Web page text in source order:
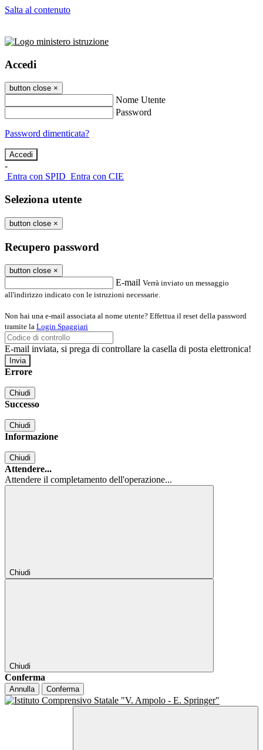
Salta al contenuto
Accedi
button close ×
Nome Utente
Password
Password dimenticata?
-
Entra con SPID Entra con CIE
Seleziona utente
button close ×
Recupero password
button close ×
E-mail Verrà inviato un messaggio
all'indirizzo indicato con le istruzioni necessarie.
Non hai una e-mail associata al nome utente? Effettua il reset della password
tramite la Login Spaggiari
E-mail inviata, si prega di controllare la casella di posta elettronica!
Errore
Chiudi
Successo
Chiudi
Informazione
Chiudi
Attendere...
Attendere il completamento dell'operazione...
Chiudi
Chiudi
Conferma
Annulla Conferma